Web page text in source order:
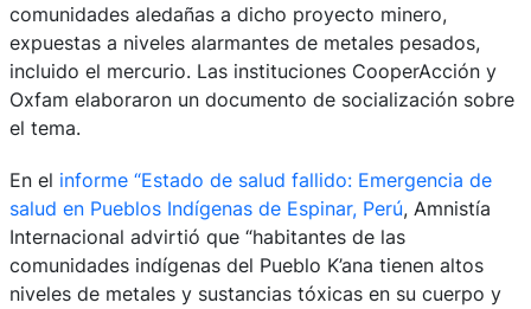
comunidades aledañas a dicho proyecto minero,
expuestas a niveles alarmantes de metales pesados,
incluido el mercurio. Las instituciones CooperAcción y
Oxfam elaboraron un documento de socialización sobre
el tema.
En el informe “Estado de salud fallido: Emergencia de
salud en Pueblos Indígenas de Espinar, Perú, Amnistía
Internacional advirtió que “habitantes de las
comunidades indígenas del Pueblo K’ana tienen altos
niveles de metales y sustancias tóxicas en su cuerpo y